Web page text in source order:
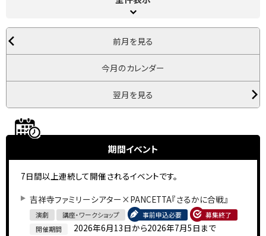
前月を見る
今月のカレンダー
翌月を見る
期間イベント
7日間以上連続して開催されるイベントです。
吉祥寺ファミリーシアター×PANCETTA『さるかに合戦』
演劇 講座・ワークショップ 事前申込必要
募集終了
開催期間
2026年6月13日から2026年7月5日まで